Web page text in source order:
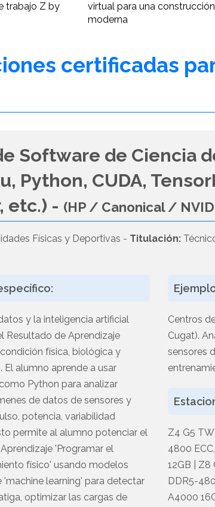
trabajo Z by
virtual para una construcción
moderna
certificadas
Software de Ciencia
Python, CUDA,
etc.) - (HP / Canonical /
Físicas y Deportivas - Titulación:
y la inteligencia artificial
Resultado de Aprendizaje
física, biológica y
El alumno aprende a usar
Python para analizar
de datos de sensores y
potencia, variabilidad
permite al alumno potenciar el
'Programar el
físico' usando modelos
'machine learning' para detectar
optimizar las cargas de
Centros
Cugat).
sensores
Z4 G5
4800
12GB | Z8
DDR5-
A4000